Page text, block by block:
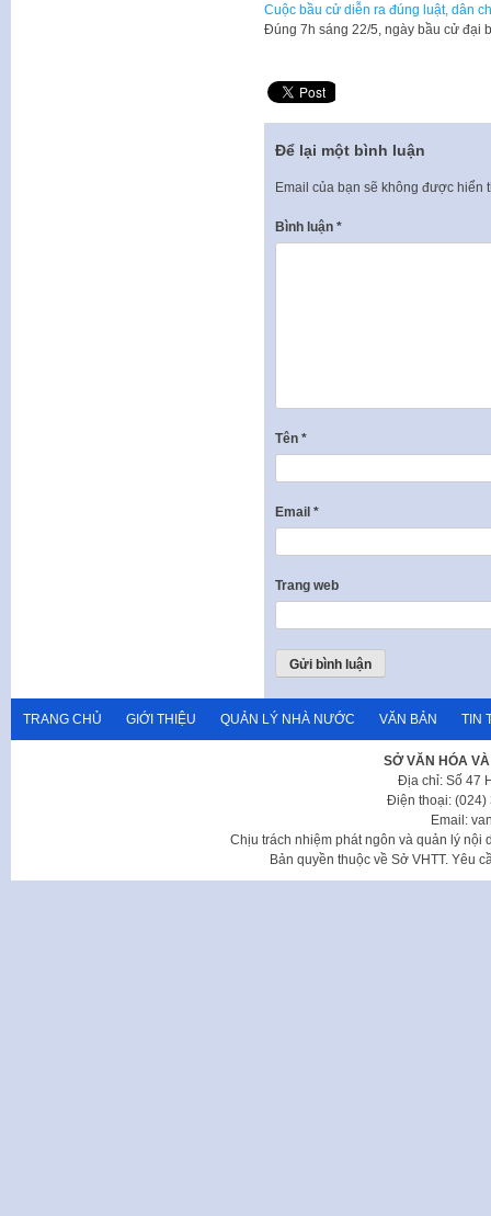
Cuộc bầu cử diễn ra đúng luật, dân
Đúng 7h sáng 22/5, ngày bầu cử đại
Để lại một bình luận
Email của bạn sẽ không được hiển
Bình luận *
Tên *
Email *
Trang web
TRANG CHỦ GIỚI THIỆU QUẢN LÝ NHÀ NƯỚC VĂN BẢN TIN
SỞ VĂN HÓA
Địa chỉ: Số 47
Điện thoại: (024)
Email:
Chịu trách nhiệm phát ngôn và quản lý nội
Bản quyền thuộc về Sở VHTT. Yêu